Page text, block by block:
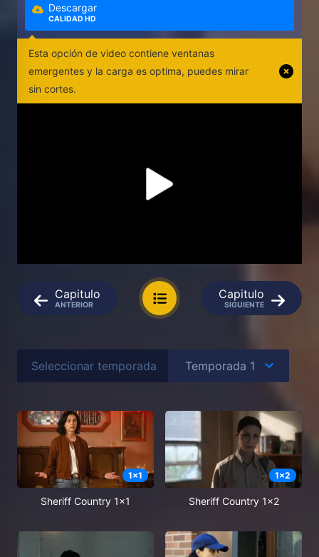
Descargar
CALIDAD HD
Esta opción de video contiene ventanas
emergentes y la carga es optima, puedes mirar
sin cortes.
Capitulo
ANTERIOR
Capitulo
SIGUIENTE
Seleccionar temporada
1x1
Sheriff Country 1x1
1x2
Sheriff Country 1x2